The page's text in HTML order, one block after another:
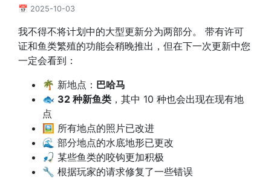
📅 2025-10-03
我不得不将计划中的大型更新分为两部分。 带有许可
证和鱼类繁殖的功能会稍晚推出，但在下一次更新中您
一定会看到：
🌴 新地点： 巴哈马
🐟 32 种新鱼类 ，其中 10 种也会出现在现有地
点
🖼️ 所有地点的照片已改进
🌊 部分地点的水底地形已更改
🎣 某些鱼类的咬钩更加积极
🔧 根据玩家的请求修复了一些错误